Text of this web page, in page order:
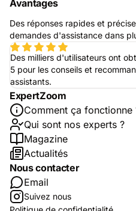
Avantages
Des réponses rapides et
demandes d'assistance dans
Des milliers d'utilisateurs ont
5 pour les conseils et
assistants.
ExpertZoom
Comment ça fonctionne
Qui sont nos experts ?
Magazine
Actualités
Nous contacter
Email
Suivez nous